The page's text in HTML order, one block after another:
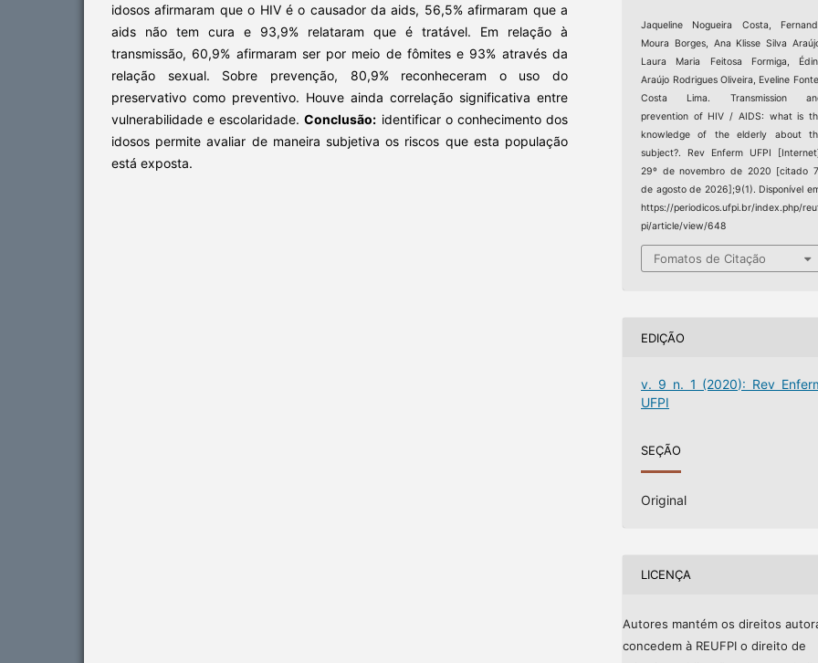
idosos afirmaram que o HIV é o causador da aids, 56,5% afirmaram que a
aids não tem cura e 93,9% relataram que é tratável. Em relação à
transmissão, 60,9% afirmaram ser por meio de fômites e 93% através da
relação sexual. Sobre prevenção, 80,9% reconheceram o uso do
preservativo como preventivo. Houve ainda correlação significativa entre
vulnerabilidade e escolaridade.Conclusão: identificar o conhecimento dos
idosos permite avaliar de maneira subjetiva os riscos que esta população
está exposta.
Jaqueline Nogueira Costa,
Moura Borges, Ana Klisse Silva
Laura Maria Feitosa Formiga,
Araújo Rodrigues Oliveira, Eveline
Costa Lima. Transmission
prevention of HIV / AIDS: what is
knowledge of the elderly about
subject?. Rev Enferm UFPI
29º de novembro de 2020 [citado
de agosto de 2026];9(1). Disponível
https://periodicos.ufpi.br/index.php/
pi/article/view/648
Fomatos de Citação
EDIÇÃO
v. 9 n. 1 (2020): Rev
UFPI
SEÇÃO
Original
LICENÇA
Autores mantém os direitos
concedem à REUFPI o direito de